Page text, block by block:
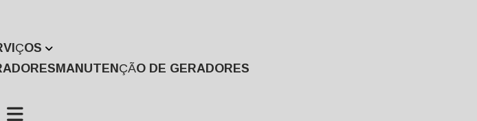
MANUTENÇÃO DE GERADORES